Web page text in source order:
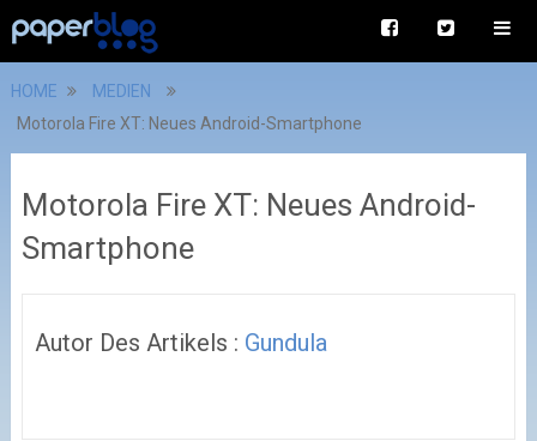
HOME
MEDIEN
Motorola Fire XT: Neues Android-Smartphone
Motorola Fire XT: Neues Android-
Smartphone
Autor Des Artikels : Gundula